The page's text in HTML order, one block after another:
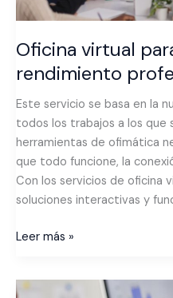
Oficina virtual
rendimiento
Este servicio se basa en la
todos los trabajos a los que
herramientas de ofimática
que todo funcione, la
Con los servicios de oficina
soluciones interactivas y
Leer más »
Como